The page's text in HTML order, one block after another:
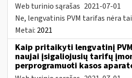
Web turinio sąrašas 2021-07-01
Ne, lengvatinis PVM tarifas nėra
Metai: 2021
Kaip pritaikyti lengvatinį
naujai įsigaliojusių tarifų
perprogramuoti kasos